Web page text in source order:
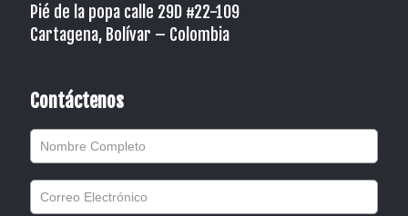
Pié de la popa calle 29D #22-109
Cartagena, Bolívar – Colombia
Contáctenos